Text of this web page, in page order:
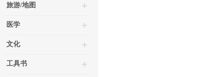
旅游/地图
医学
文化
工具书